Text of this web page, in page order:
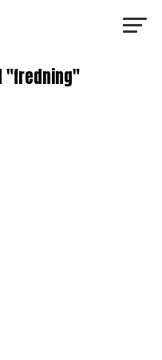
"fredning"